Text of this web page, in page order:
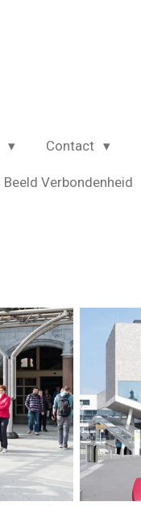
Contact
Beeld Verbondenheid